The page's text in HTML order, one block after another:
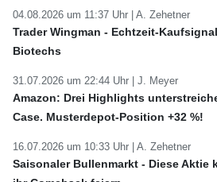
04.08.2026 um 11:37 Uhr | A. Zehetner
Trader Wingman - Echtzeit-
Biotechs
31.07.2026 um 22:44 Uhr | J. Meyer
Amazon: Drei Highlights
Case. Musterdepot-Position +32 %!
16.07.2026 um 10:33 Uhr | A. Zehetner
Saisonaler Bullenmarkt - Diese Aktie